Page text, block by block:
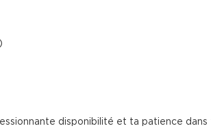
disponibilité et ta patience